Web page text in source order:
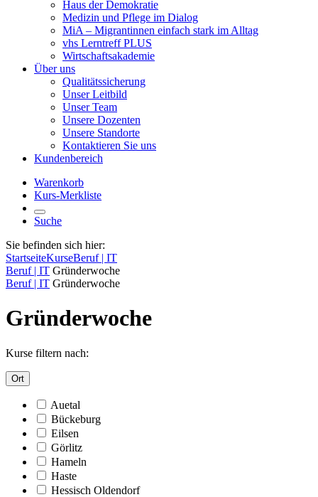
Haus der Demokratie
Medizin und Pflege im Dialog
MiA – Migrantinnen einfach stark im Alltag
vhs Lerntreff PLUS
Wirtschaftsakademie
Über uns
Qualitätssicherung
Unser Leitbild
Unser Team
Unsere Dozenten
Unsere Standorte
Kontaktieren Sie uns
Kundenbereich
Warenkorb
Kurs-Merkliste
Suche
Sie befinden sich hier:
StartseiteKurseBeruf | IT
Beruf | IT Gründerwoche
Beruf | IT Gründerwoche
Gründerwoche
Kurse filtern nach:
Ort
Auetal
Bückeburg
Eilsen
Görlitz
Hameln
Haste
Hessisch Oldendorf